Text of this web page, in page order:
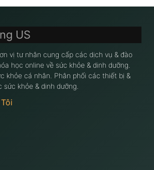
US
vị tư nhân cung cấp các dịch vụ & đào
học online về sức khỏe & dinh dưỡng.
khỏe cá nhân. Phân phối các thiết bị &
khỏe & dinh dưỡng.